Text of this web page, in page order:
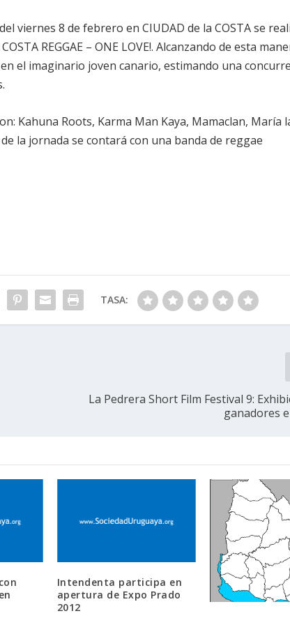
viernes 8 de febrero en CIUDAD de la COSTA se
REGGAE – ONE LOVE!. Alcanzando de esta
el imaginario joven canario, estimando una
Kahuna Roots, Karma Man Kaya, Mamaclan, María
la jornada se contará con una banda de reggae
TASA:
La Pedrera Short Film Festival 9:
ganadores
Intendenta participa en
apertura de Expo Prado
2012